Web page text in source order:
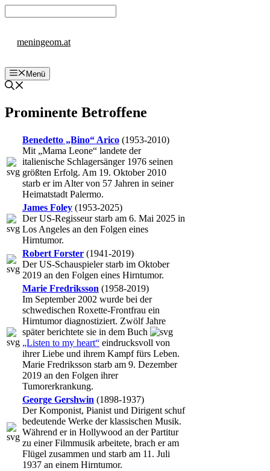
Inhalt
meningeom.at
Menü
Prominente Betroffene
Benedetto „Bino“ Arico (1953-2010)
Mit „Mama Leone“ landete der
italienische Schlagersänger 1976 seinen
größten Erfolg. Am 19. Oktober 2010
starb er im Alter von 57 Jahren in seiner
Heimatstadt Palermo.
James Foley (1953-2025)
Der US-Regisseur starb am 6. Mai 2025 in
Los Angeles an den Folgen eines
Hirntumor.
Robert Forster (1941-2019)
Der US-Schauspieler starb im Oktober
2019 an den Folgen eines Hirntumor.
Marie Fredriksson (1958-2019)
Im September 2002 wurde bei der
schwedischen Roxette-Frontfrau ein
Hirntumor diagnostiziert. Zwölf Jahre
später berichtete sie in dem Buch
„Listen to my heart“ eindrucksvoll von
ihrer Liebe und ihrem Kampf fürs Leben.
Marie Fredriksson starb am 9. Dezember
2019 an den Folgen ihrer
Tumorerkrankung.
George Gershwin (1898-1937)
Der Komponist, Pianist und Dirigent schuf
bedeutende Werke der klassischen Musik.
Während er in Hollywood an der Partitur
zu einer Filmmusik arbeitete, brach er am
Flügel zusammen und starb am 11. Juli
1937 an einem Hirntumor.